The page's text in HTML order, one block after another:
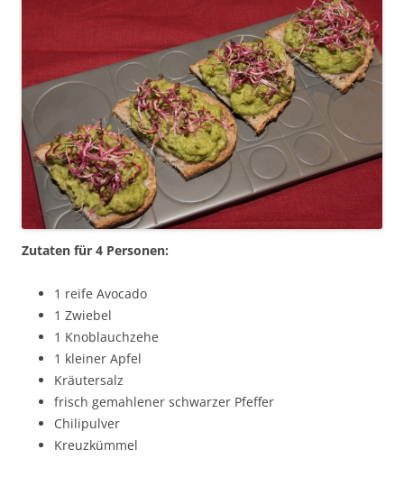
Zutaten für 4 Personen:
1 reife Avocado
1 Zwiebel
1 Knoblauchzehe
1 kleiner Apfel
Kräutersalz
frisch gemahlener schwarzer Pfeffer
Chilipulver
Kreuzkümmel